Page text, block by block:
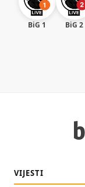
BiG 1 BiG 2
VIJESTI